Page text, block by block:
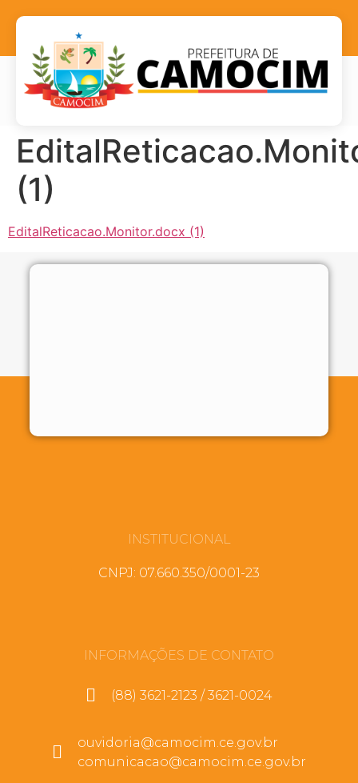
(1)
EditalReticacao.Monitor.docx (1)
INSTITUCIONAL
CNPJ: 07.660.350/0001-23
INFORMAÇÕES DE CONTATO
(88) 3621-2123 / 3621-0024
ouvidoria@camocim.ce.gov.br
comunicacao@camocim.ce.gov.br